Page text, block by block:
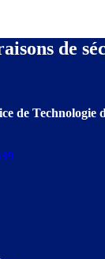
de
de